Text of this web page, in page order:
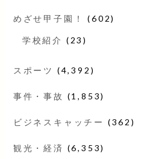
めざせ甲子園！ (602)
学校紹介 (23)
スポーツ (4,392)
事件・事故 (1,853)
ビジネスキャッチー (362)
観光・経済 (6,353)